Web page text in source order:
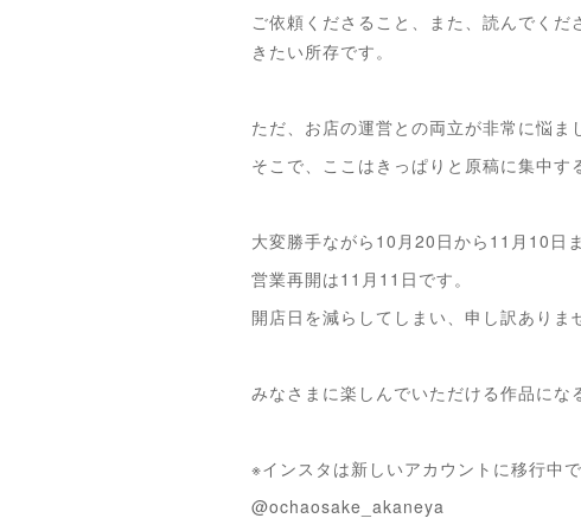
ご依頼くださること、また、読んでく
きたい所存です。
ただ、お店の運営との両立が非常に悩ま
そこで、ここはきっぱりと原稿に集中す
大変勝手ながら10月20日から11月10日
営業再開は11月11日です。
開店日を減らしてしまい、申し訳ありま
みなさまに楽しんでいただける作品にな
※インスタは新しいアカウントに移行中
@ochaosake_akaneya